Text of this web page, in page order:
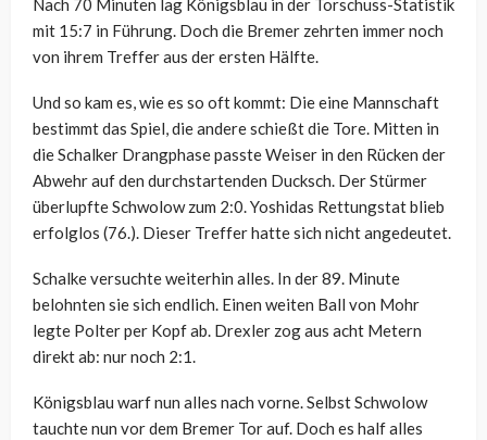
Nach 70 Minuten lag Königsblau in der Torschuss-Statistik
mit 15:7 in Führung. Doch die Bremer zehrten immer noch
von ihrem Treffer aus der ersten Hälfte.
Und so kam es, wie es so oft kommt: Die eine Mannschaft
bestimmt das Spiel, die andere schießt die Tore. Mitten in
die Schalker Drangphase passte Weiser in den Rücken der
Abwehr auf den durchstartenden Ducksch. Der Stürmer
überlupfte Schwolow zum 2:0. Yoshidas Rettungstat blieb
erfolglos (76.). Dieser Treffer hatte sich nicht angedeutet.
Schalke versuchte weiterhin alles. In der 89. Minute
belohnten sie sich endlich. Einen weiten Ball von Mohr
legte Polter per Kopf ab. Drexler zog aus acht Metern
direkt ab: nur noch 2:1.
Königsblau warf nun alles nach vorne. Selbst Schwolow
tauchte nun vor dem Bremer Tor auf. Doch es half alles